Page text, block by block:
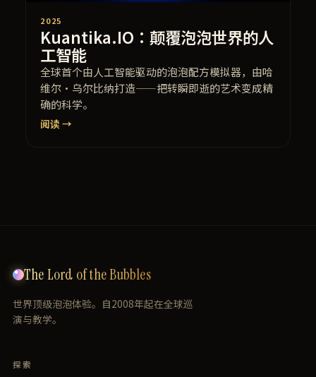
2025
Kuantika.IO：颠覆泡泡世界的人
工智能
全球首个由人工智能驱动的泡泡配方模拟器，由哈
维尔·乌尔比纳打造——把转瞬即逝的艺术变成精
确的科学。
阅读 →
The Lord of the Bubbles
世界顶级泡泡体验。自2008年起在全球巡
演与教学。
探索